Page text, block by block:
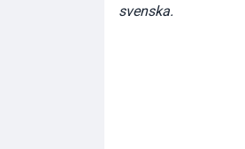
svenska.